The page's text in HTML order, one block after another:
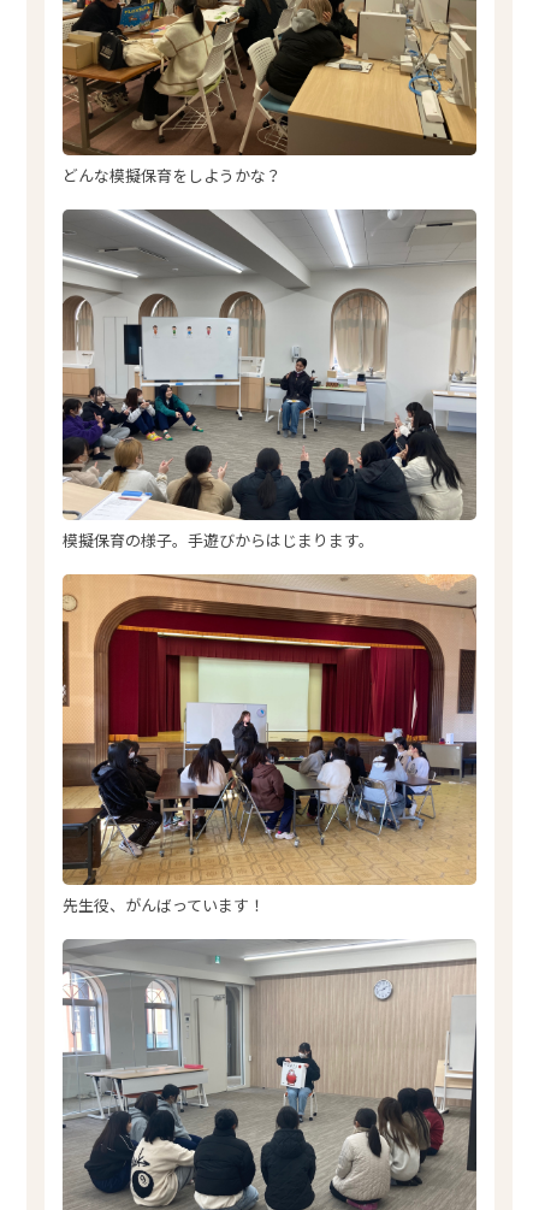
どんな模擬保育をしようかな？
模擬保育の様子。手遊びからはじまります。
先生役、がんばっています！